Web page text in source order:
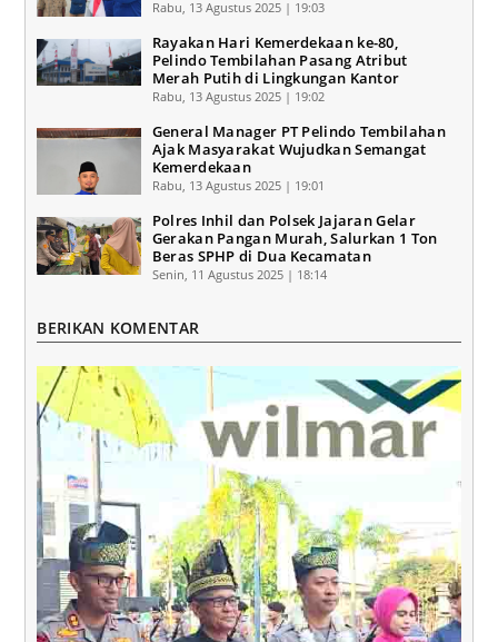
Rabu, 13 Agustus 2025 | 19:03
Rayakan Hari Kemerdekaan ke-80,
Pelindo Tembilahan Pasang Atribut
Merah Putih di Lingkungan Kantor
Rabu, 13 Agustus 2025 | 19:02
General Manager PT Pelindo Tembilahan
Ajak Masyarakat Wujudkan Semangat
Kemerdekaan
Rabu, 13 Agustus 2025 | 19:01
Polres Inhil dan Polsek Jajaran Gelar
Gerakan Pangan Murah, Salurkan 1 Ton
Beras SPHP di Dua Kecamatan
Senin, 11 Agustus 2025 | 18:14
BERIKAN KOMENTAR